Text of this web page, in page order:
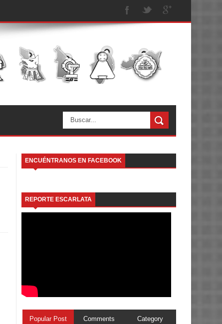
ENCUÉNTRANOS EN FACEBOOK
REPORTE ESCARLATA
Popular Post Comments Category